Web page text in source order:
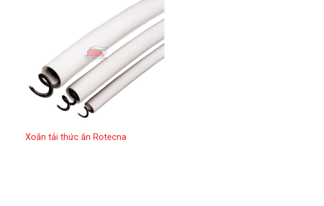
Xoắn tải thức ăn Rotecna